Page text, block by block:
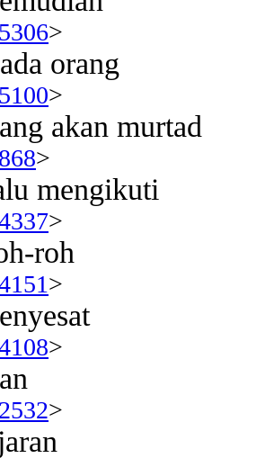
5306>
orang
5100>
akan murtad
868>
mengikuti
>
roh
>
>
2532>